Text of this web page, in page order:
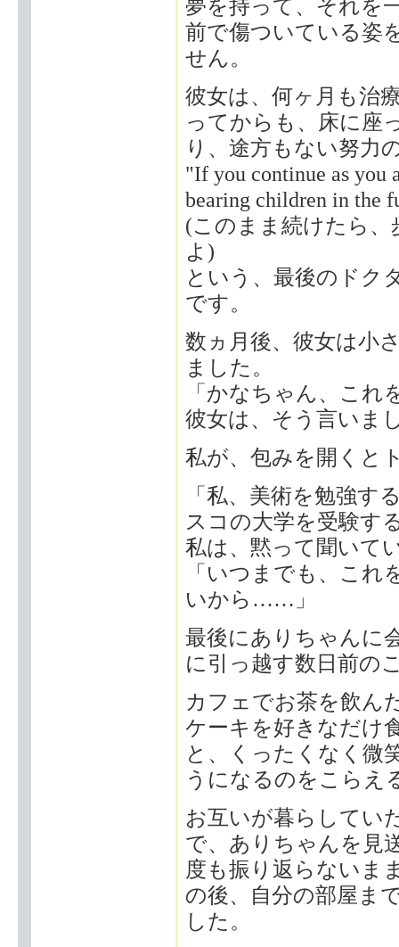
夢を持って、それを
前で傷ついている姿
せん。
彼女は、何ヶ月も治
ってからも、床に座
り、途方もない努力
"If you continue as you
bearing children in the
(このまま続けたら
よ)
という、最後のドク
です。
数ヵ月後、彼女は小
ました。
「かなちゃん、これ
彼女は、そう言いま
私が、包みを開くと
「私、美術を勉強す
スコの大学を受験す
私は、黙って聞いて
「いつまでも、こ
いから……」
最後にありちゃんに
に引っ越す数日前の
カフェでお茶を飲ん
ケーキを好きなだけ
と、くったくなく微
うになるのをこらえ
お互いが暮らしてい
で、ありちゃんを見
度も振り返らないま
の後、自分の部屋ま
した。